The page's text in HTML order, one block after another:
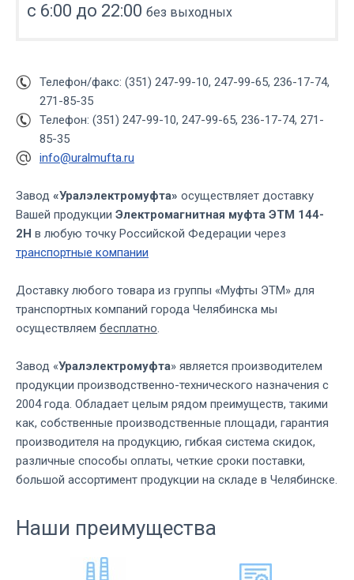
с 6:00 до 22:00 без выходных
Телефон/факс: (351) 247-99-10, 247-99-65, 236-17-74,
271-85-35
Телефон: (351) 247-99-10, 247-99-65, 236-17-74, 271-
85-35
info@uralmufta.ru
Завод «Уралэлектромуфта» осуществляет доставку
Вашей продукции Электромагнитная муфта ЭТМ 144-
2Н в любую точку Российской Федерации через
транспортные компании
Доставку любого товара из группы «Муфты ЭТМ» для
транспортных компаний города Челябинска мы
осуществляем бесплатно.
Завод «Уралэлектромуфта» является производителем
продукции производственно-технического назначения с
2004 года. Обладает целым рядом преимуществ, такими
как, собственные производственные площади, гарантия
производителя на продукцию, гибкая система скидок,
различные способы оплаты, четкие сроки поставки,
большой ассортимент продукции на складе в Челябинске.
Наши преимущества